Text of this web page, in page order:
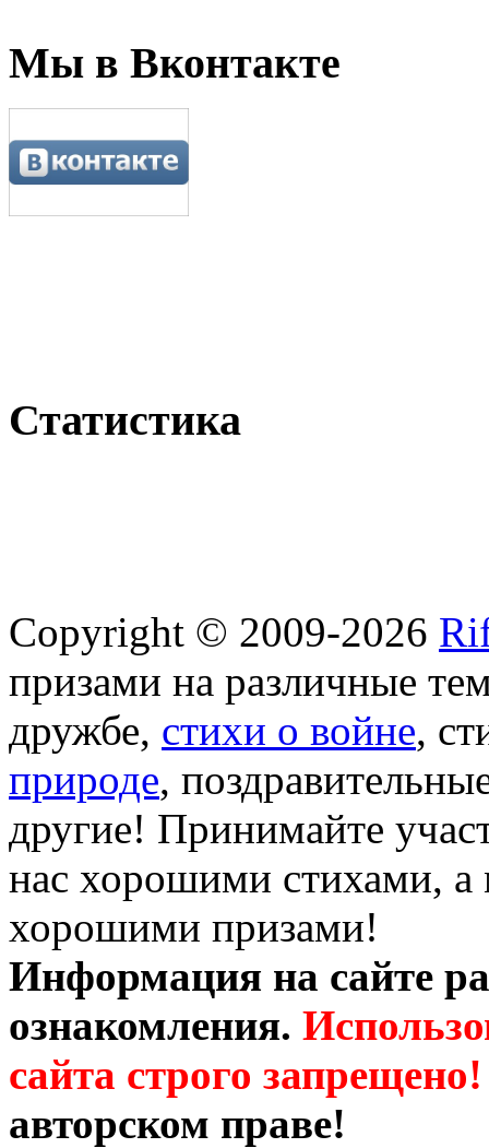
Мы в Вконтакте
Статистика
Copyright © 2009-2026
призами на различные
дружбе, стихи о войне,
природе,
другие! Принимайте
нас хорошими стихами, а
хорошими призами!
Информация на сайте
ознакомления.
сайта строго запрещено!
авторском праве!